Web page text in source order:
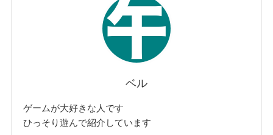
ベル
ゲームが大好きな人です
ひっそり遊んで紹介しています